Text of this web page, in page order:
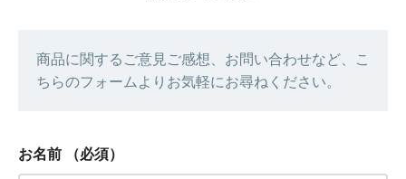
商品に関するご意見ご感想、お問い合わせなど、こ
ちらのフォームよりお気軽にお尋ねください。
お名前 （必須）